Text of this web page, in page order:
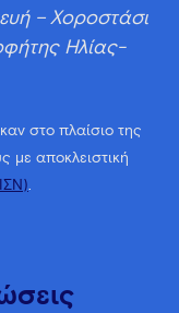
– Χοροστάσι
Ηλίας-
στο πλαίσιο της
με αποκλειστική
.